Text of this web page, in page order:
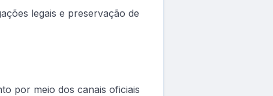
legais e preservação de
por meio dos canais oficiais